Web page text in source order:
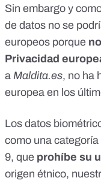
Sin embargo y
de datos no se
europeos porque
Privacidad
a Maldita.es, no ha
europea en los
Los datos
como una
9, que prohíbe su
origen étnico,